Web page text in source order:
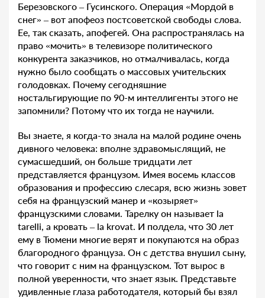
Березовского – Гусинского. Операция «Мордой в
снег» – вот апофеоз постсоветской свободы слова.
Ее, так сказать, апофегей. Она распространялась на
право «мочить» в телевизоре политического
конкурента заказчиков, но отмалчивалась, когда
нужно было сообщать о массовых учительских
голодовках. Почему сегодняшние
ностальгирующие по 90-м интеллигенты этого не
запомнили? Потому что их тогда не научили.
Вы знаете, я когда-то знала на малой родине очень
дивного человека: вполне здравомыслящий, не
сумасшедший, он больше тридцати лет
представляется французом. Имея восемь классов
образования и профессию слесаря, всю жизнь зовет
себя на французский манер и «козыряет»
французскими словами. Тарелку он называет la
tarelli, а кровать – la krovat. И полдела, что 30 лет
ему в Тюмени многие верят и покупаются на образ
благородного француза. Он с детства внушил сыну,
что говорит с ним на французском. Тот вырос в
полной уверенности, что знает язык. Представьте
удивленные глаза работодателя, который бы взял